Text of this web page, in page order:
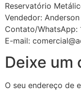
Reservatório
Vendedor:
Contato/
E-mail:
Deixe um
O seu endereço de